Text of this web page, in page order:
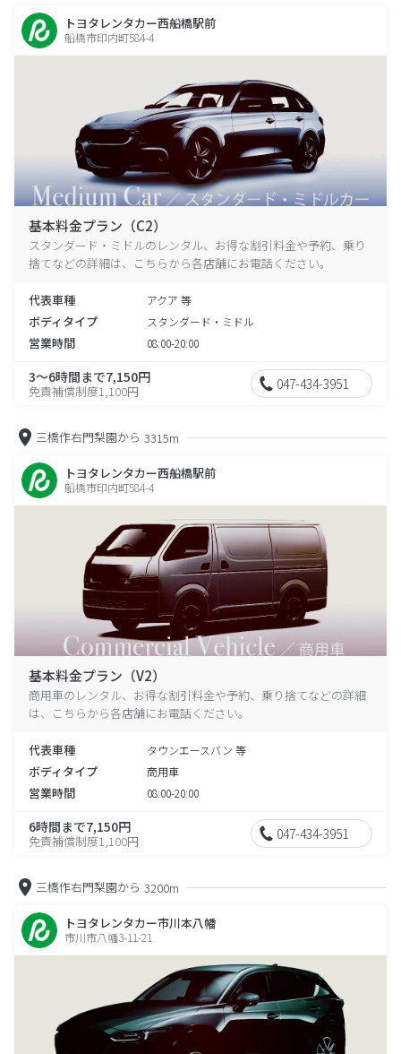
トヨタレンタカー西船橋駅前
船橋市印内町584-4
基本料金プラン（C2）
スタンダード・ミドルのレンタル、お得な割引料金や予約、乗り
捨てなどの詳細は、こちらから各店舗にお電話ください。
代表車種 アクア 等
ボディタイプ スタンダード・ミドル
営業時間 08:00-20:00
3～6時間まで7,150円
免責補償制度1,100円 047-434-3951
三橋作右門梨園から 3315m
トヨタレンタカー西船橋駅前
船橋市印内町584-4
基本料金プラン（V2）
商用車のレンタル、お得な割引料金や予約、乗り捨てなどの詳細
は、こちらから各店舗にお電話ください。
代表車種 タウンエースバン 等
ボディタイプ 商用車
営業時間 08:00-20:00
6時間まで7,150円
免責補償制度1,100円 047-434-3951
三橋作右門梨園から 3200m
トヨタレンタカー市川本八幡
市川市八幡3-11-21